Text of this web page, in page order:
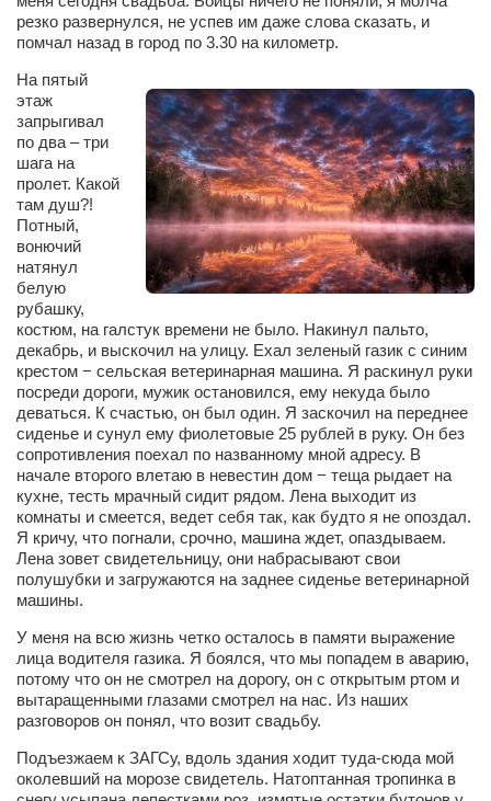
Кафе, клубы, рестораны
«Винегрет» — демократичный ресторан
«ЧАЙ — КАВА» магазин — кафе
Магазины
«CYCLE GARAGE» — магазин велосипедов
«Книголюб» — супермаркет
Багетный двор
«Павел» — магазин мужской одежды
Туризм
«Траверс» — экипировочный центр
Журналисты
Александр Гвоздик
Александр Кугук
Музыканты
Сергей Коноз
Денис Федченко
Звукорежиссёры
Guitarproduction Studio
резко развернулся, не успев им даже слова сказать, и
помчал назад в город по 3.30 на километр.
На пятый
этаж
запрыгивал
по два – три
шага на
пролет. Какой
там душ?!
Потный,
вонючий
натянул
белую
рубашку,
костюм, на галстук времени не было. Накинул пальто,
декабрь, и выскочил на улицу. Ехал зеленый газик с синим
крестом − сельская ветеринарная машина. Я раскинул руки
посреди дороги, мужик остановился, ему некуда было
деваться. К счастью, он был один. Я заскочил на переднее
сиденье и сунул ему фиолетовые 25 рублей в руку. Он без
сопротивления поехал по названному мной адресу. В
начале второго влетаю в невестин дом − теща рыдает на
кухне, тесть мрачный сидит рядом. Лена выходит из
комнаты и смеется, ведет себя так, как будто я не опоздал.
Я кричу, что погнали, срочно, машина ждет, опаздываем.
Лена зовет свидетельницу, они набрасывают свои
полушубки и загружаются на заднее сиденье ветеринарной
машины.
У меня на всю жизнь четко осталось в памяти выражение
лица водителя газика. Я боялся, что мы попадем в аварию,
потому что он не смотрел на дорогу, он с открытым ртом и
вытаращенными глазами смотрел на нас. Из наших
разговоров он понял, что возит свадьбу.
Подъезжаем к ЗАГСу, вдоль здания ходит туда-сюда мой
околевший на морозе свидетель. Натоптанная тропинка в